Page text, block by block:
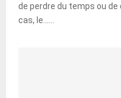
de perdre du temps ou
cas, le......